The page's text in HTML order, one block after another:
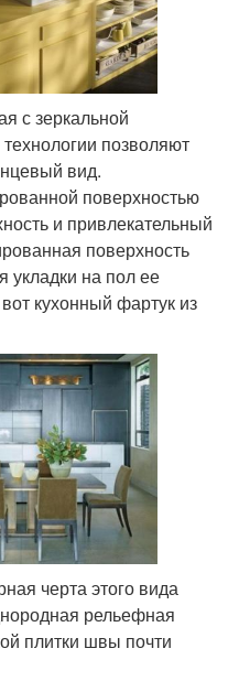
с зеркальной
позволяют
вид.
поверхностью
и привлекательный
поверхность
укладки на пол ее
кухонный фартук из
черта этого вида
рельефная
плитки швы почти